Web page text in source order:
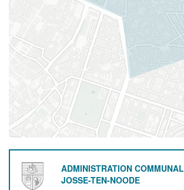
ADMINISTRATION
JOSSE-TEN-NOODE